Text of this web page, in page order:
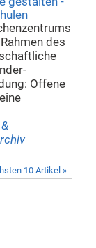
des
Offene
10 Artikel »